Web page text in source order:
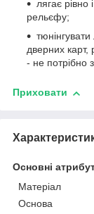
лягає
рельєфу;
дверних карт,
- не потрібно
Приховати
Основні
Матеріал
Основа